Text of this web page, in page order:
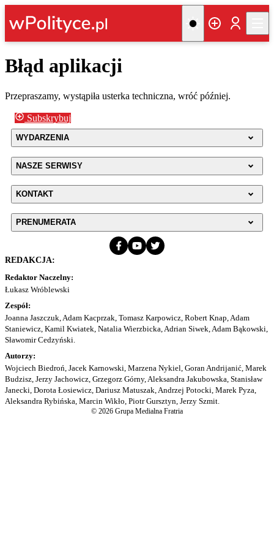
Błąd aplikacji
Przepraszamy, wystąpiła usterka techniczna, wróć później.
Subskrybuj
WYDARZENIA
NASZE SERWISY
KONTAKT
PRENUMERATA
REDAKCJA:
Redaktor Naczelny:
Łukasz Wróblewski
Zespół:
Joanna Jaszczuk, Adam Kacprzak, Tomasz Karpowicz, Robert Knap, Adam
Staniewicz, Kamil Kwiatek, Natalia Wierzbicka, Adrian Siwek, Adam Bąkowski,
Sławomir Cedzyński.
Autorzy:
Wojciech Biedroń, Jacek Karnowski, Marzena Nykiel, Goran Andrijanić, Marek
Budzisz, Jerzy Jachowicz, Grzegorz Górny, Aleksandra Jakubowska, Stanisław
Janecki, Dorota Łosiewicz, Dariusz Matuszak, Andrzej Potocki, Marek Pyza,
Aleksandra Rybińska, Marcin Wikło, Piotr Gursztyn, Jerzy Szmit.
© 2026 Grupa Medialna Fratria